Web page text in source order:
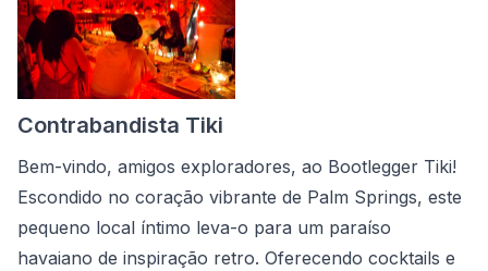
Contrabandista Tiki
Bem-vindo, amigos exploradores, ao Bootlegger Tiki!
Escondido no coração vibrante de Palm Springs, este
pequeno local íntimo leva-o para um paraíso
havaiano de inspiração retro. Oferecendo cocktails e